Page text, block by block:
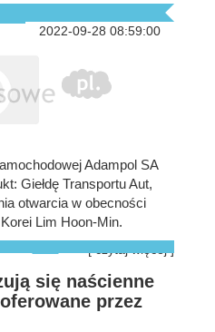
2022-09-28 08:59:00
Adampol SA
Giełdę Transportu Aut,
otwarcia w obecności
Lim Hoon-Min.
się naścienne
przez